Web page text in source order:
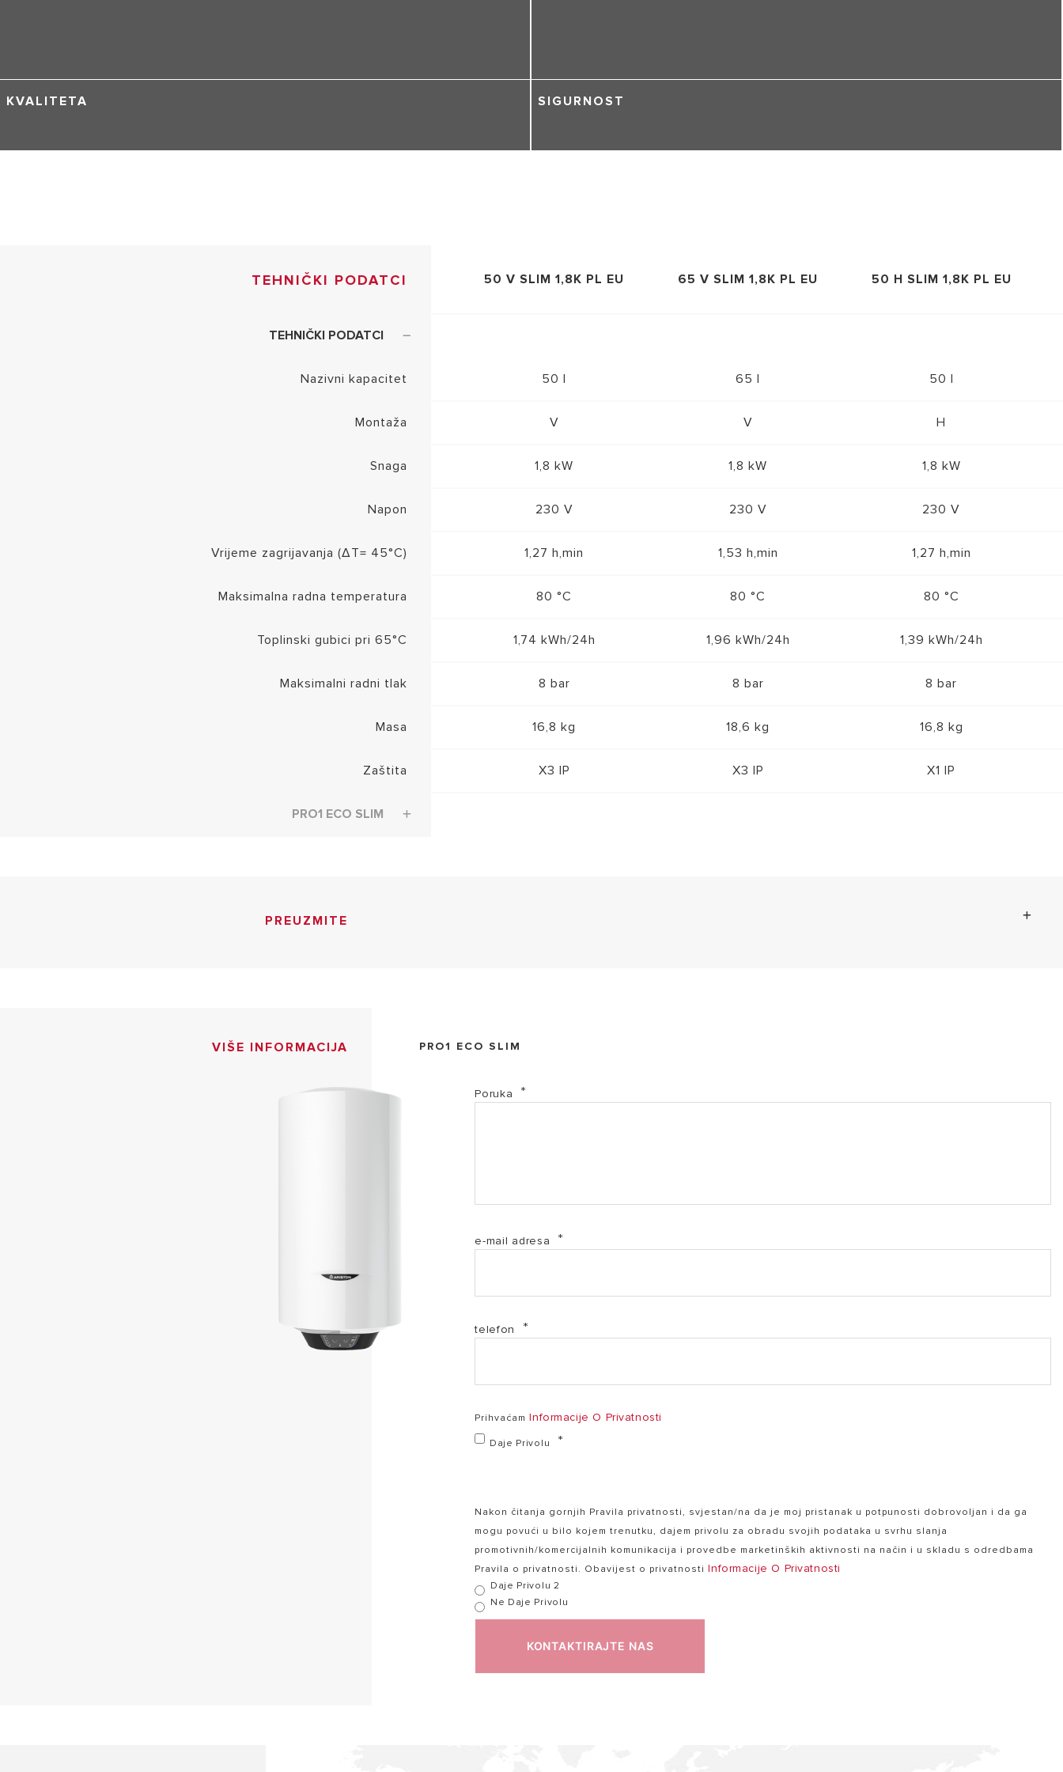
KVALITETA SIGURNOST
TEHNIČKI PODATCI 50 V SLIM 1,8K PL EU 65 V SLIM 1,8K PL EU 50 H SLIM 1,8K PL EU
TEHNIČKI PODATCI
Nazivni kapacitet 50 l 65 l 50 l
Montaža V V H
Snaga 1,8 kW 1,8 kW 1,8 kW
Napon 230 V 230 V 230 V
Vrijeme zagrijavanja (ΔT= 45°C) 1,27 h,min 1,53 h,min 1,27 h,min
Maksimalna radna temperatura 80 °C 80 °C 80 °C
Toplinski gubici pri 65°C 1,74 kWh/24h 1,96 kWh/24h 1,39 kWh/24h
Maksimalni radni tlak 8 bar 8 bar 8 bar
Masa 16,8 kg 18,6 kg 16,8 kg
Zaštita X3 IP X3 IP X1 IP
PRO1 ECO SLIM
PREUZMITE
Katalog El. bojleri HRV 05.2025. ZA_WEB (PDF, 18.84 mb)
Pro1 Eco Slim_uputstva za instalaciju, održavanje i korištenje (PDF, 2.24 mb)
VIŠE INFORMACIJA PRO1 ECO SLIM
Poruka
e-mail adresa
telefon
PrihvaćamInformacije O Privatnosti
Daje Privolu
Nakon čitanja gornjih Pravila privatnosti, svjestan/na da je moj pristanak u potpunosti dobrovoljan i da ga
mogu povući u bilo kojem trenutku, dajem privolu za obradu svojih podataka u svrhu slanja
promotivnih/komercijalnih komunikacija i provedbe marketinških aktivnosti na način i u skladu s odredbama
Pravila o privatnosti. Obavijest o privatnostiInformacije O Privatnosti
Daje Privolu 2
Ne Daje Privolu
KONTAKTIRAJTE NAS